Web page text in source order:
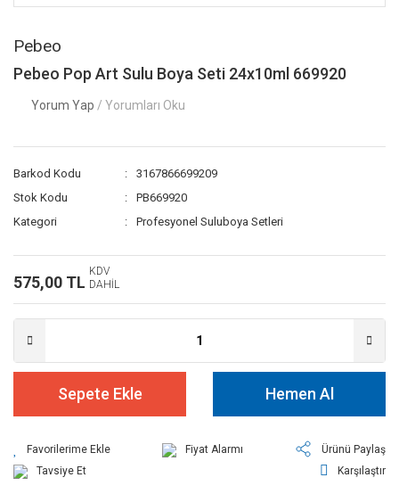
Pebeo
Pebeo Pop Art Sulu Boya Seti 24x10ml 669920
Yorum Yap / Yorumları Oku
Barkod Kodu
3167866699209
Stok Kodu
PB669920
Kategori
Profesyonel Suluboya Setleri
575,00 TL
KDV
DAHİL
Sepete Ekle Hemen Al
Fiyat Alarmı
Ürünü Paylaş
Tavsiye Et
Karşılaştır